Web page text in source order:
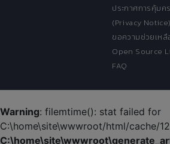
ประกาศการคุ้ม
(Privacy Notice)
ขอความช่วยเหลื
Open Source
FAQ
Warning: filemtime(): stat failed for
C:\home\site\wwwroot/html/cache/